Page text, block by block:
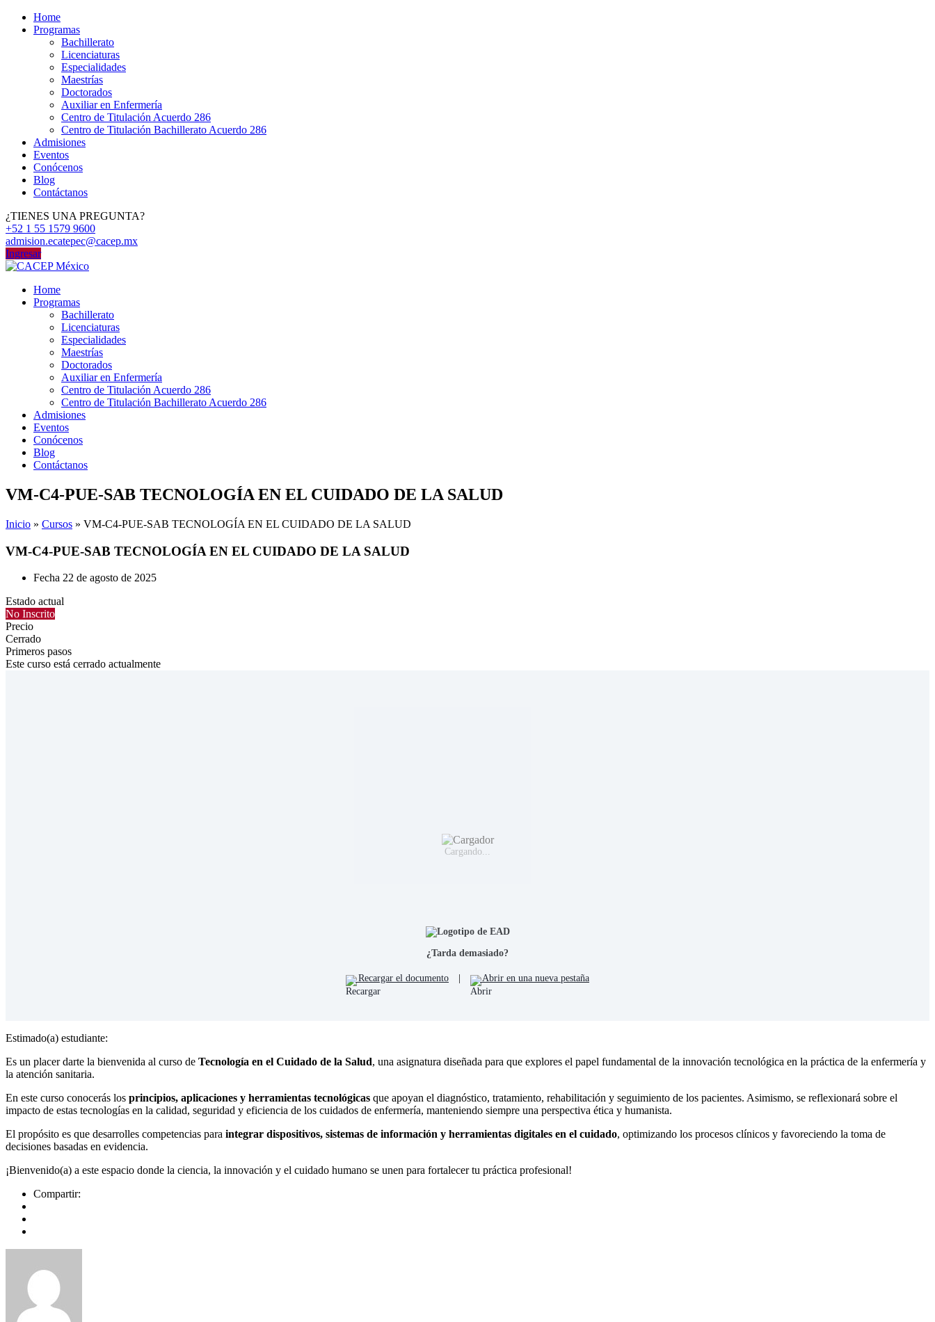
Home
Programas
Bachillerato
Licenciaturas
Especialidades
Maestrías
Doctorados
Auxiliar en Enfermería
Centro de Titulación Acuerdo 286
Centro de Titulación Bachillerato Acuerdo 286
Admisiones
Eventos
Conócenos
Blog
Contáctanos
¿TIENES UNA PREGUNTA?
+52 1 55 1579 9600
admision.ecatepec@cacep.mx
Ingresar
Home
Programas
Bachillerato
Licenciaturas
Especialidades
Maestrías
Doctorados
Auxiliar en Enfermería
Centro de Titulación Acuerdo 286
Centro de Titulación Bachillerato Acuerdo 286
Admisiones
Eventos
Conócenos
Blog
Contáctanos
VM-C4-PUE-SAB TECNOLOGÍA EN EL CUIDADO DE LA SALUD
Inicio » Cursos » VM-C4-PUE-SAB TECNOLOGÍA EN EL CUIDADO DE LA SALUD
VM-C4-PUE-SAB TECNOLOGÍA EN EL CUIDADO DE LA SALUD
Fecha 22 de agosto de 2025
Estado actual
No Inscrito
Precio
Cerrado
Primeros pasos
Este curso está cerrado actualmente
Cargando...
¿Tarda demasiado?
Recargar el documento Abrir en una nueva pestaña
Estimado(a) estudiante:
Es un placer darte la bienvenida al curso de Tecnología en el Cuidado de la Salud, una asignatura diseñada para que explores el papel fundamental de la innovación tecnológica en la práctica de la enfermería y
la atención sanitaria.
En este curso conocerás los principios, aplicaciones y herramientas tecnológicas que apoyan el diagnóstico, tratamiento, rehabilitación y seguimiento de los pacientes. Asimismo, se reflexionará sobre el
impacto de estas tecnologías en la calidad, seguridad y eficiencia de los cuidados de enfermería, manteniendo siempre una perspectiva ética y humanista.
El propósito es que desarrolles competencias para integrar dispositivos, sistemas de información y herramientas digitales en el cuidado, optimizando los procesos clínicos y favoreciendo la toma de
decisiones basadas en evidencia.
¡Bienvenido(a) a este espacio donde la ciencia, la innovación y el cuidado humano se unen para fortalecer tu práctica profesional!
Compartir: